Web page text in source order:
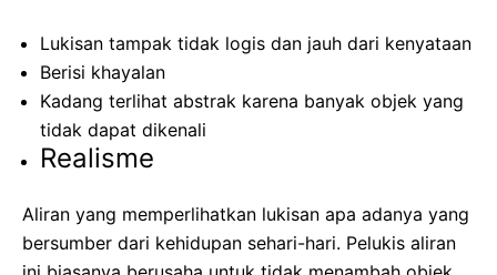
Lukisan tampak tidak logis dan jauh dari kenyataan
Berisi khayalan
Kadang terlihat abstrak karena banyak objek yang
tidak dapat dikenali
Realisme
Aliran yang memperlihatkan lukisan apa adanya yang
bersumber dari kehidupan sehari-hari. Pelukis aliran